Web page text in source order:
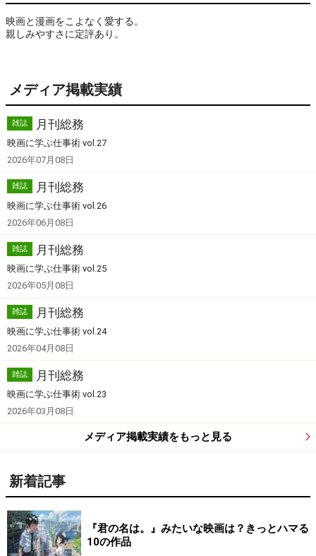
映画と漫画をこよなく愛する。
親しみやすさに定評あり。
メディア掲載実績
雑誌 月刊総務
映画に学ぶ仕事術 vol.27
2026年07月08日
雑誌 月刊総務
映画に学ぶ仕事術 vol.26
2026年06月08日
雑誌 月刊総務
映画に学ぶ仕事術 vol.25
2026年05月08日
雑誌 月刊総務
映画に学ぶ仕事術 vol.24
2026年04月08日
雑誌 月刊総務
映画に学ぶ仕事術 vol.23
2026年03月08日
メディア掲載実績をもっと見る
新着記事
『君の名は。』みたいな映画は？きっとハマる
10の作品